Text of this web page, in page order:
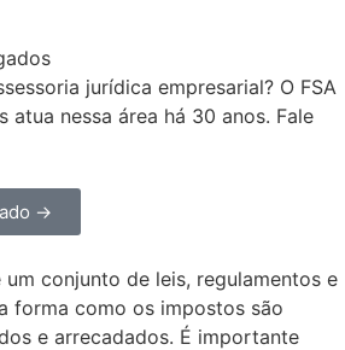
jurídica empresarial? O FSA
atua nessa área há 30 anos. Fale
→
um conjunto de leis, regulamentos e
forma como os impostos são
e arrecadados. É importante